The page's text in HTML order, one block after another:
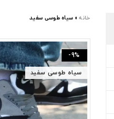
خانه » سیاه طوسی سفید
-9%
سیاه طوسی سفید